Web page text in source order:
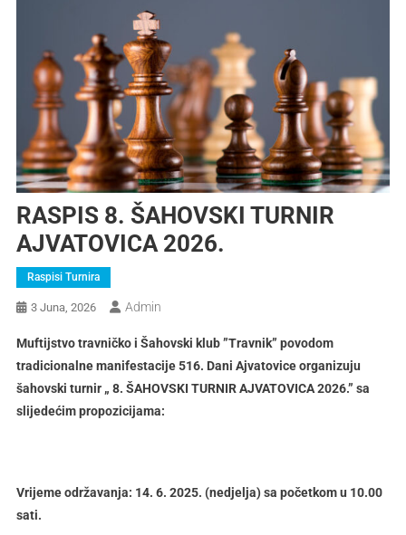
RASPIS 8. ŠAHOVSKI TURNIR
AJVATOVICA 2026.
Raspisi Turnira
3 Juna, 2026 Admin
Muftijstvo travničko i Šahovski klub ”Travnik” povodom
tradicionalne manifestacije 516. Dani Ajvatovice organizuju
šahovski turnir „ 8. ŠAHOVSKI TURNIR AJVATOVICA 2026.” sa
slijedećim propozicijama:
Vrijeme održavanja: 14. 6. 2025. (nedjelja) sa početkom u 10.00
sati.